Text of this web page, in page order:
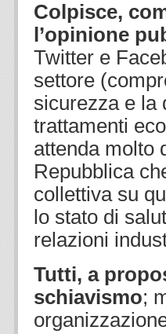
Colpisce,
l’opinione
Twitter e
settore
sicurezza e la
trattamenti
attenda molto
Repubblica
collettiva su
lo stato di
relazioni
Tutti, a
schiavismo;